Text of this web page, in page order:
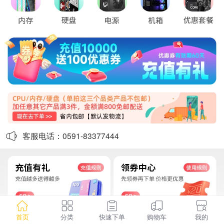
客服电话：0591-83377444
首页 分类 快速下单 购物车 我的